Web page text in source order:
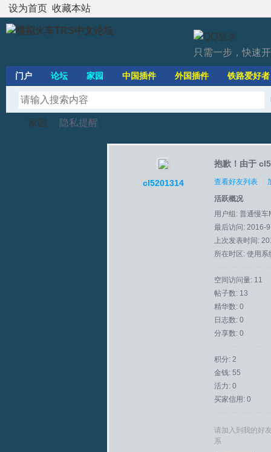
设为首页 收藏本站
只需一步，快速
门户 论坛 家园 中国插件 外国插件 铁路爱好者
家园 隐私提醒
cl5201314
抱歉！由于
查看好友列表
活跃概况
用户组: 普通慢车
最后访问: 2016-
上次发表时间:
所在时区: 使用系
空间访问量: 11
帖子数: 13
精华数: 0
日志数: 0
分享数: 0
积分: 2
金钱: 55
活力: 0
买家信用: 0
请加入到我的好
系